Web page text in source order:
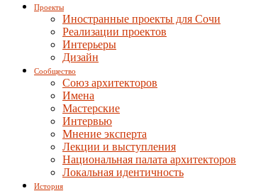
Проекты
Иностранные проекты для Сочи
Реализации проектов
Интерьеры
Дизайн
Сообщество
Союз архитекторов
Имена
Мастерские
Интервью
Мнение эксперта
Лекции и выступления
Национальная палата архитекторов
Локальная идентичность
История